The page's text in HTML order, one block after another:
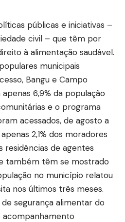
públicas e iniciativas –
civil – que têm por
à alimentação saudável.
municipais
Bangu e Campo
6,9% da população
e o programa
acessados, de agosto a
2,1% dos moradores
residências de agentes
também têm se mostrado
no município relatou
nos últimos três meses.
segurança alimentar do
acompanhamento